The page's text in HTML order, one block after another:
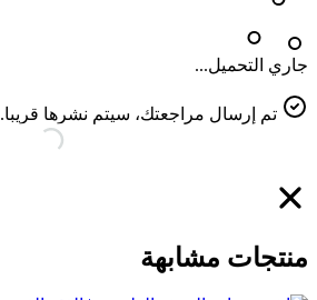
جاري التحميل...
تم إرسال مراجعتك، سيتم نشرها قريبا.
منتجات مشابهة